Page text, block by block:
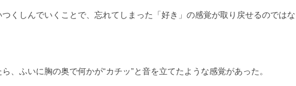
くしんでいくことで、忘れてしまった「好き」の感覚が取り戻せるのではな
、ふいに胸の奥で何かが“カチッ”と音を立てたような感覚があった。